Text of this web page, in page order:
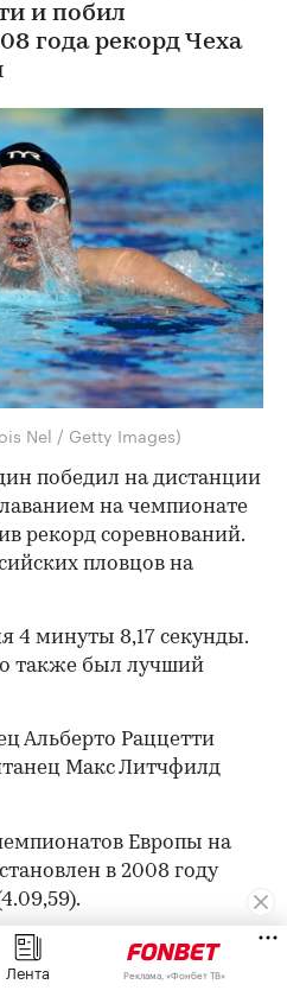
и побил
года рекорд Чеха
Nel / Getty Images)
победил на дистанции
на чемпионате
рекорд соревнований.
пловцов на
4 минуты 8,17 секунды.
также был лучший
Альберто Раццетти
Макс Литчфилд
Европы на
в 2008 году
Европы 2021 года
мирового первенства
Лента Реклама, «Фонбет ТВ»